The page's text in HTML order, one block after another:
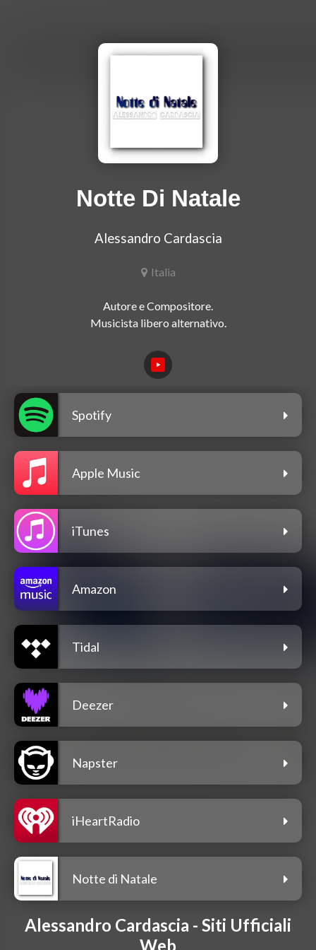
Notte Di Natale
Alessandro Cardascia
Italia
Autore e Compositore.
Musicista libero alternativo.
Spotify
Apple Music
iTunes
Amazon
Tidal
Deezer
Napster
iHeartRadio
Notte di Natale
Alessandro Cardascia - Siti Ufficiali
Web